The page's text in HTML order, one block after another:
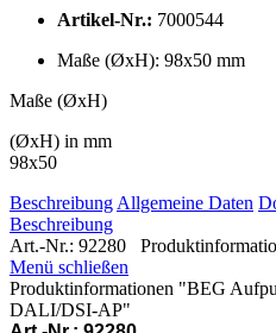
Artikel-Nr.: 7000544
Maße (ØxH): 98x50 mm
Maße (ØxH)
(ØxH) in mm
98x50
Beschreibung Allgemeine Daten
Beschreibung
Art.-Nr.: 92280
Menü schließen
Produktinformationen "BEG
DALI/DSI-AP"